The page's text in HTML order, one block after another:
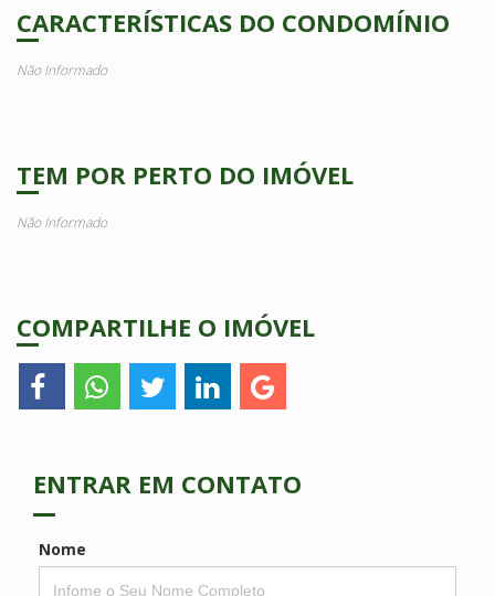
CARACTERÍSTICAS DO CONDOMÍNIO
Não Informado
TEM POR PERTO DO IMÓVEL
Não Informado
COMPARTILHE O IMÓVEL
ENTRAR EM CONTATO
Nome